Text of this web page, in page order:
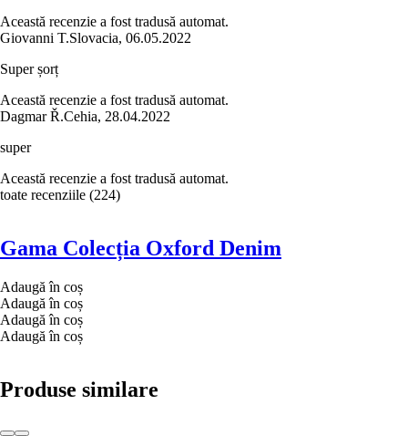
Această recenzie a fost tradusă automat.
Giovanni T.Slovacia, 06.05.2022
Super șorț
Această recenzie a fost tradusă automat.
Dagmar Ř.Cehia, 28.04.2022
super
Această recenzie a fost tradusă automat.
toate recenziile (224)
Gama Colecția Oxford Denim
Adaugă în coș
Adaugă în coș
Adaugă în coș
Adaugă în coș
Produse similare